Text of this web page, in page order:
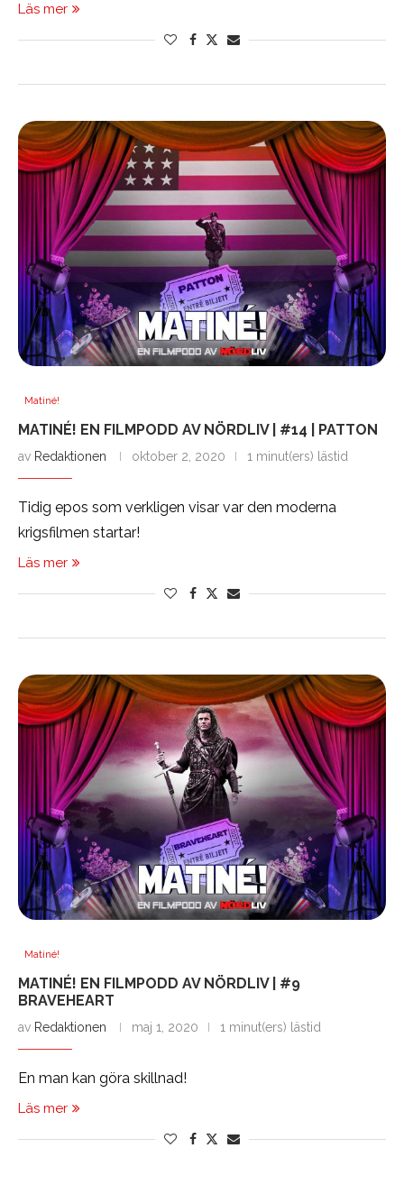
Läs mer
Matiné!
MATINÉ! EN FILMPODD AV NÖRDLIV | #14 | PATTON
av Redaktionen oktober 2, 2020 1 minut(ers) lästid
Tidig epos som verkligen visar var den moderna
krigsfilmen startar!
Läs mer
Matiné!
MATINÉ! EN FILMPODD AV NÖRDLIV | #9
BRAVEHEART
av Redaktionen maj 1, 2020 1 minut(ers) lästid
En man kan göra skillnad!
Läs mer